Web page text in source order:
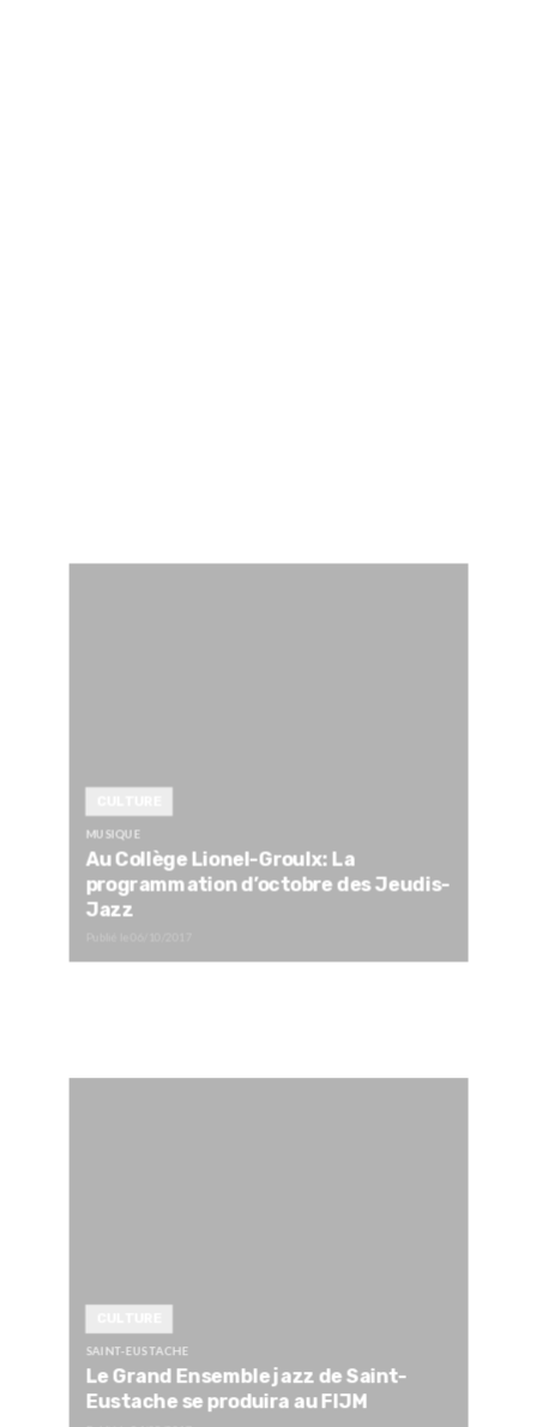
MUSIQUE
Au Collège Lionel-Groulx: La
programmation d’octobre des Jeudis-
Jazz
SAINT-EUSTACHE
Le Grand Ensemble jazz de Saint-
Eustache se produira au FIJM